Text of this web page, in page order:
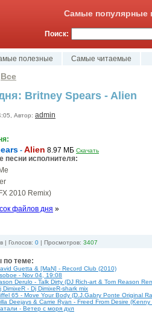
Самые популярные
Поиск:
полезные Самые читаемые
Все
Britney Spears - Alien
Автор: admin
- Alien 8.97 MБ Скачать
песни исполнителя:
2010 Remix)
файлов дня »
| Голосов: 0 | Просмотров: 3407
по теме:
Guetta & [MaN] - Record Club (2010)
- Nov 04, 19:08
Derulo - Talk Dirty (DJ Rich-art & Tom Reason
- Dj DimixeR-shark mix
65 - Move Your Body (D.J.Gabry Ponte Original
Deejays & Carrie Ryan - Freed From Desire
- Ветер с моря дул